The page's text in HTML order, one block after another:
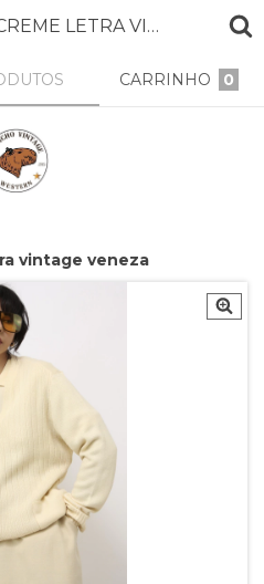
TRICOT ACRICLICO CREME LETRA VINTAGE VENEZA
CARRINHO 0
vintage veneza